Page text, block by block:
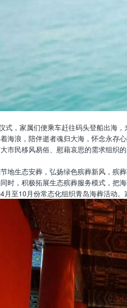
，家属们便乘车赶往码头登船出海
海浪，陪伴逝者魂归大海，怀念永存
市民移风易俗、慰藉哀思的需求组织
地生态安葬，弘扬绿色殡葬新风，殡
时，积极拓展生态殡葬服务模式，
至10月份常态化组织青岛海葬活动